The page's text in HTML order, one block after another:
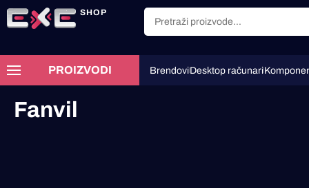
SHOP
PROIZVODI BrendoviDesktop računari
Fanvil